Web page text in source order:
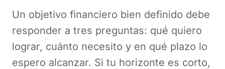
Un objetivo financiero bien definido debe
responder a tres preguntas: qué quiero
lograr, cuánto necesito y en qué plazo lo
espero alcanzar. Si tu horizonte es corto,